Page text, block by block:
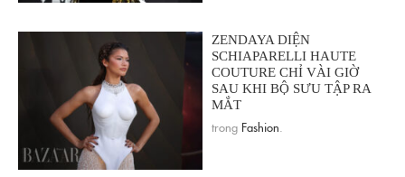
ZENDAYA DIỆN
SCHIAPARELLI HAUTE
COUTURE CHỈ VÀI GIỜ
SAU KHI BỘ SƯU TẬP RA
MẮT
trong Fashion